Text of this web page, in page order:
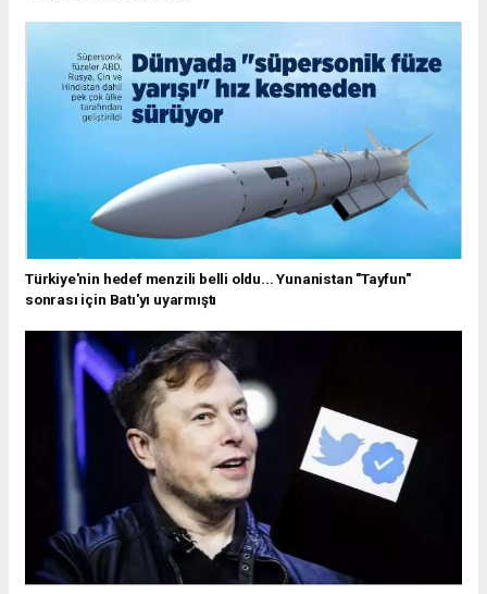
Türkiye'nin hedef menzili belli oldu... Yunanistan "Tayfun"
sonrası için Batı'yı uyarmıştı